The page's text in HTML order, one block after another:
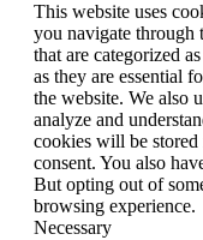
This website uses
you navigate through
that are categorized
as they are essential
the website. We also
analyze and
cookies will be
consent. You also
But opting out of
browsing experience.
Necessary